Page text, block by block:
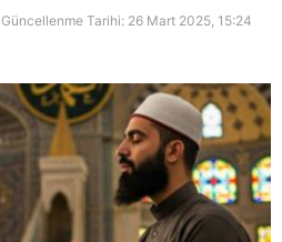
Güncellenme Tarihi: 26 Mart 2025, 15:24